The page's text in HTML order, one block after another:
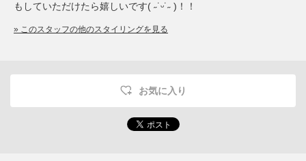
もしていただけたら嬉しいです( ˶˙ᵕ˙˶ )！！
» このスタッフの他のスタイリングを見る
お気に入り